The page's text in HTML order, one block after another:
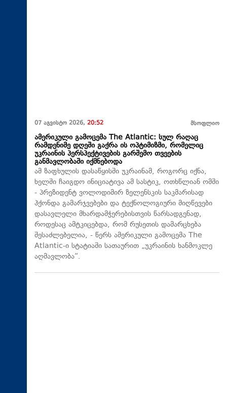
07 აგვისტო 2026, 20:52 მსოფლიო
ამერიკული გამოცემა The Atlantic: სულ რაღაც
რამდენიმე დღეში გაქრა ის ოპტიმიზმი, რომელიც
უკრაინის პერსპექტივების გარშემო თვეების
განმავლობაში იქმნებოდა
ამ ზაფხულის დასაწყისში უკრაინამ, როგორც იქნა,
ხელში ჩაიგდო ინიციატივა ამ სასტიკ, ოთხწლიან ომში
- პრეზიდენტ ვოლოდიმირ ზელენსკის საკმარისად
ჰქონდა გამარჯვებები და ტექნოლოგიური მიღწევები
დასავლელი მხარდამჭერებისთვის წარსადგენად,
როდესაც ამტკიცებდა, რომ რუსეთის დამარცხება
შესაძლებელია, - წერს ამერიკული გამოცემა The
Atlantic-ი სტატიაში სათაურით „უკრაინის ხანმოკლე
აღმავლობა“.